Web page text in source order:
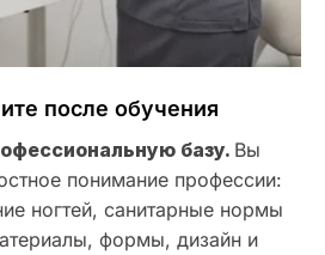
после обучения
базу. Вы
понимание профессии:
ногтей, санитарные нормы
формы, дизайн и